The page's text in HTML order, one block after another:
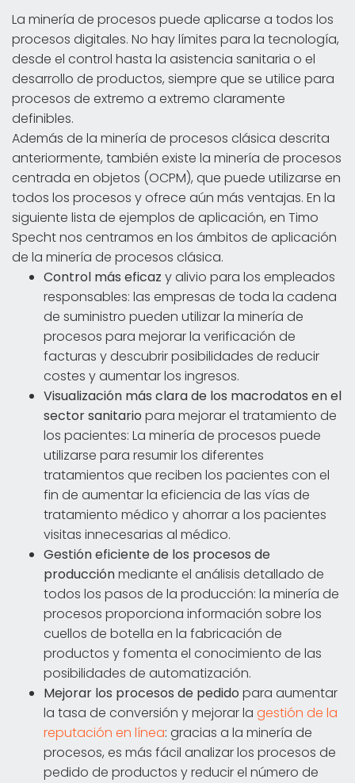
La minería de procesos puede aplicarse a todos los
procesos digitales. No hay límites para la tecnología,
desde el control hasta la asistencia sanitaria o el
desarrollo de productos, siempre que se utilice para
procesos de extremo a extremo claramente
definibles.
Además de la minería de procesos clásica descrita
anteriormente, también existe la minería de procesos
centrada en objetos (OCPM), que puede utilizarse en
todos los procesos y ofrece aún más ventajas. En la
siguiente lista de ejemplos de aplicación, en Timo
Specht nos centramos en los ámbitos de aplicación
de la minería de procesos clásica.
Control más eficaz y alivio para los empleados
responsables: las empresas de toda la cadena
de suministro pueden utilizar la minería de
procesos para mejorar la verificación de
facturas y descubrir posibilidades de reducir
costes y aumentar los ingresos.
Visualización más clara de los macrodatos en el
sector sanitario para mejorar el tratamiento de
los pacientes: La minería de procesos puede
utilizarse para resumir los diferentes
tratamientos que reciben los pacientes con el
fin de aumentar la eficiencia de las vías de
tratamiento médico y ahorrar a los pacientes
visitas innecesarias al médico.
Gestión eficiente de los procesos de
producciónmediante el análisis detallado de
todos los pasos de la producción: la minería de
procesos proporciona información sobre los
cuellos de botella en la fabricación de
productos y fomenta el conocimiento de las
posibilidades de automatización.
Mejorar los procesos de pedido para aumentar
la tasa de conversión y mejorar la gestión de la
reputación en línea: gracias a la minería de
procesos, es más fácil analizar los procesos de
pedido de productos y reducir el número de